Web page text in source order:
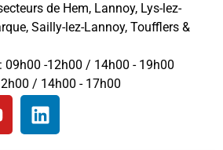
de Hem, Lannoy, Lys-lez-
Sailly-lez-Lannoy, Toufflers &
09h00 -12h00 / 14h00 - 19h00
/ 14h00 - 17h00